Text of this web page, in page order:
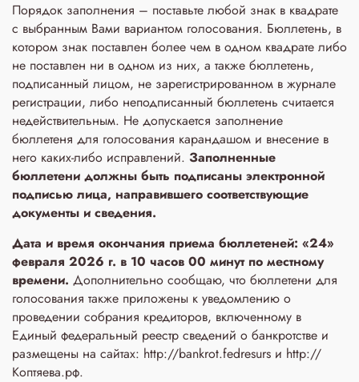
Порядок заполнения – поставьте любой знак в квадрате
с выбранным Вами вариантом голосования. Бюллетень, в
котором знак поставлен более чем в одном квадрате либо
не поставлен ни в одном из них, а также бюллетень,
подписанный лицом, не зарегистрированном в журнале
регистрации, либо неподписанный бюллетень считается
недействительным. Не допускается заполнение
бюллетеня для голосования карандашом и внесение в
него каких-либо исправлений. Заполненные
бюллетени должны быть подписаны электронной
подписью лица, направившего соответствующие
документы и сведения.
Дата и время окончания приема бюллетеней: «24»
февраля 2026 г. в 10 часов 00 минут по местному
времени. Дополнительно сообщаю, что бюллетени для
голосования также приложены к уведомлению о
проведении собрания кредиторов, включенному в
Единый федеральный реестр сведений о банкротстве и
размещены на сайтах: http://bankrot.fedresurs и http://
Коптяева.рф.